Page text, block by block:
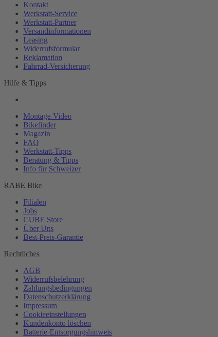
Kontakt
Werkstatt-Service
Werkstatt-Partner
Versandinformationen
Leasing
Widerrufsformular
Reklamation
Fahrrad-Versicherung
Hilfe & Tipps
Montage-Video
Bikefinder
Magazin
FAQ
Werkstatt-Tipps
Beratung & Tipps
Info für Schweizer
RABE Bike
Filialen
Jobs
CUBE Store
Über Uns
Best-Preis-Garantie
Rechtliches
AGB
Widerrufsbelehrung
Zahlungsbedingungen
Datenschutzerklärung
Impressum
Cookieeinstellungen
Kundenkonto löschen
Batterie-Entsorgungshinweis